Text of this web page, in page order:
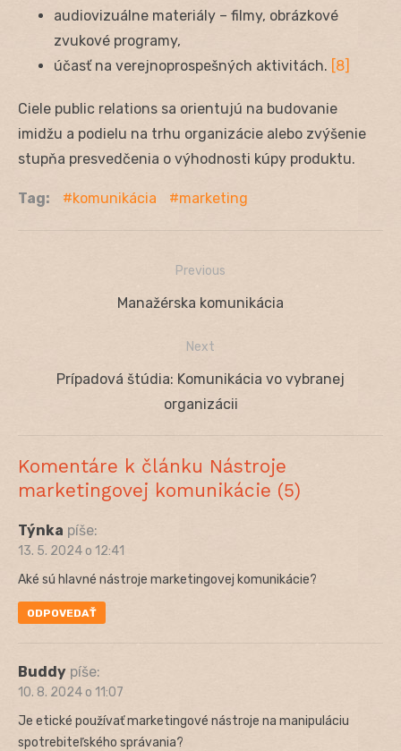
audiovizuálne materiály – filmy, obrázkové
zvukové programy,
účasť na verejnoprospešných aktivitách. [8]
Ciele public relations sa orientujú na budovanie
imidžu a podielu na trhu organizácie alebo zvýšenie
stupňa presvedčenia o výhodnosti kúpy produktu.
Tag: komunikácia marketing
Navigácia
Previous
Previous
Manažérska komunikácia
Next
NextPrípadová štúdia: Komunikácia vo vybranej
organizácii
Komentáre k článku Nástroje
marketingovej komunikácie (5)
Týnka píše:
13. 5. 2024 o 12:41
Aké sú hlavné nástroje marketingovej komunikácie?
ODPOVEDAŤ
Buddy píše:
10. 8. 2024 o 11:07
Je etické používať marketingové nástroje na manipuláciu
spotrebiteľského správania?